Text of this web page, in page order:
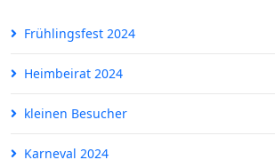
Frühlingsfest 2024
Heimbeirat 2024
kleinen Besucher
Karneval 2024